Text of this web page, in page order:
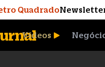
Quadrado
Vídeos